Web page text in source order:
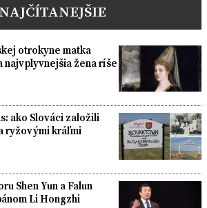
NAJČÍTANEJŠIE
otrokyne matka
najvplyvnejšia žena ríše
ako Slováci založili
ryžovými kráľmi
Shen Yun a Falun
Li Hongzhi